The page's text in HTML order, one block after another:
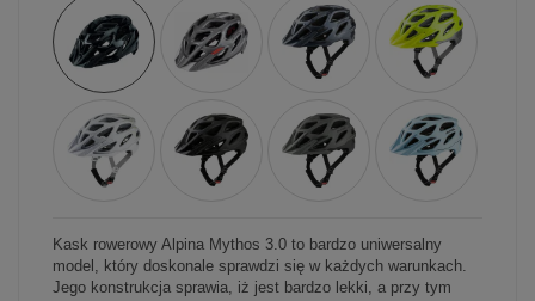
Kask rowerowy Alpina Mythos 3.0 to bardzo uniwersalny
model, który doskonale sprawdzi się w każdych warunkach.
Jego konstrukcja sprawia, iż jest bardzo lekki, a przy tym